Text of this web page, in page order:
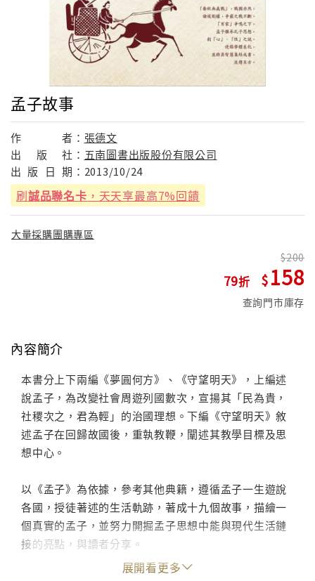
孟子故事
作 者： 張德文
出
版 社： 五南圖書出版股份有限公司
出 版 日 期： 2013/10/24
刷誠品聯名卡 ，天天享最高7%回饋
大量採購團購專區
79
200
158
查詢門市庫存
內容簡介
本書分上下兩編《夢圓何方》、《守望明天》，上編述
說孟子，為改變社會周遊列國數次，宣揚其「民為貴，
社稷次之，君為輕」的治國理想。下編《守望明天》敘
述孟子在回歸故國後，重執教鞭，闡述其教學目標及思
想中心。
以《孟子》為依據，參考其他典籍，遵循孟子一生遊說
各國，授徒著述的生活軌跡，著成十九個故事，描繪一
個真實的孟子，並努力開掘孟子思想中能與現代生活鏈
接的亮點，與讀者分享。
展開看更多